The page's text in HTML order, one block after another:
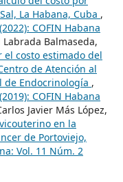
La Habana, Cuba ,
COFIN Habana
Labrada Balmaseda,
costo estimado del
de Atención al
Endocrinología ,
COFIN Habana
Javier Más López,
en la
de Portoviejo,
Vol. 11 Núm. 2